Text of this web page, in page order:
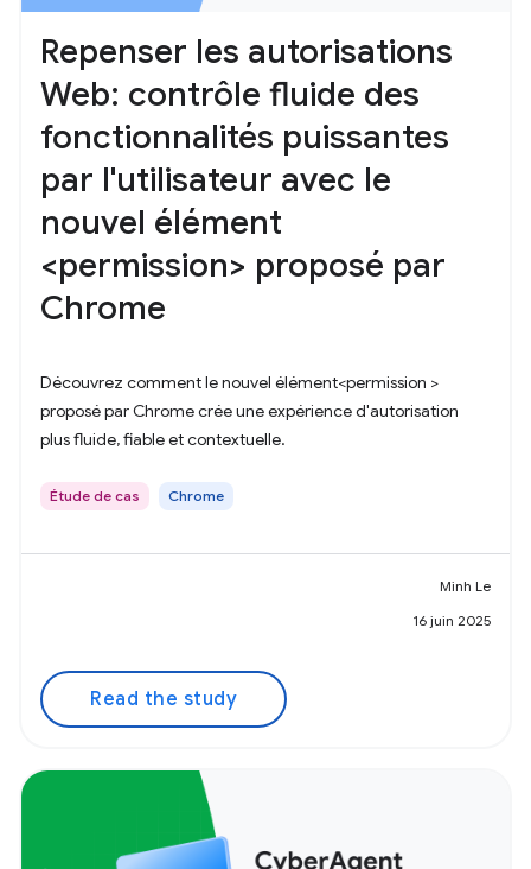
Repenser les autorisations
Web: contrôle fluide des
fonctionnalités puissantes
par l'utilisateur avec le
nouvel élément
<permission> proposé par
Chrome
Découvrez comment le nouvel élément<permission >
proposé par Chrome crée une expérience d'autorisation
plus fluide, fiable et contextuelle.
Étude de cas Chrome
Minh Le
16 juin 2025
Read the study